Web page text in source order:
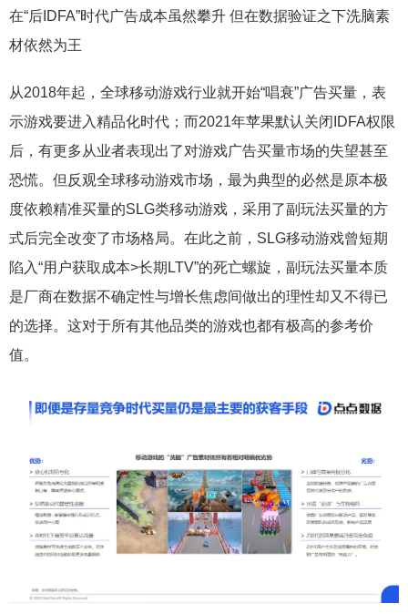
在“后IDFA”时代广告成本虽然攀升 但在数据验证之下洗脑素
材依然为王
从2018年起，全球移动游戏行业就开始“唱衰”广告买量，表
示游戏要进入精品化时代；而2021年苹果默认关闭IDFA权限
后，有更多从业者表现出了对游戏广告买量市场的失望甚至
恐慌。但反观全球移动游戏市场，最为典型的必然是原本极
度依赖精准买量的SLG类移动游戏，采用了副玩法买量的方
式后完全改变了市场格局。在此之前，SLG移动游戏曾短期
陷入“用户获取成本>长期LTV”的死亡螺旋，副玩法买量本质
是厂商在数据不确定性与增长焦虑间做出的理性却又不得已
的选择。这对于所有其他品类的游戏也都有极高的参考价
值。